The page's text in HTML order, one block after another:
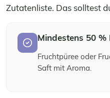
Zutatenliste. Das solltest
Mindestens 50 %
Fruchtpüree oder
Saft mit Aroma.